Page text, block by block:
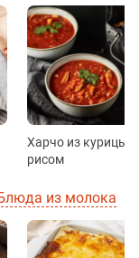
Харчо из курицы с
рисом
из молока